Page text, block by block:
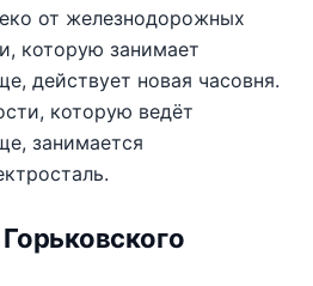
от железнодорожных
которую занимает
действует новая часовня.
которую ведёт
занимается